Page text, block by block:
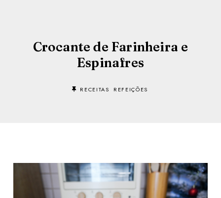
Crocante de Farinheira e
Espinafres
RECEITAS REFEIÇÕES